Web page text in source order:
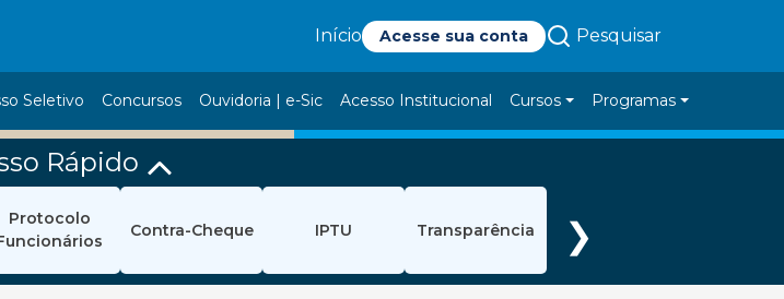
Início Acesse sua conta Pesquisar
Seletivo Concursos Ouvidoria | e-Sic Acesso Institucional Cursos Programas
Rápido
Protocolo
Contra-Cheque IPTU Transparência ❯